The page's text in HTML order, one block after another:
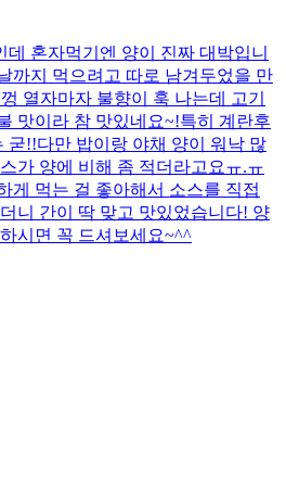
혼자먹기엔 양이 진짜 대박입니
까지 먹으려고 따로 남겨두었을 만
열자마자 불향이 훅 나는데 고기
맛이라 참 맛있네요~!특히 계란후
굳!! ​다만 밥이랑 야채 양이 워낙 많
가 양에 비해 좀 적더라고요ㅠ.ㅠ
게 먹는 걸 좋아해서 소스를 직접
니 간이 딱 맞고 맛있었습니다! 양
시면 꼭 드셔보세요~^^